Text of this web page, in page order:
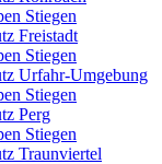
Stiegen
Freistadt
Stiegen
Urfahr-Umgebung
Stiegen
Perg
Stiegen
Traunviertel